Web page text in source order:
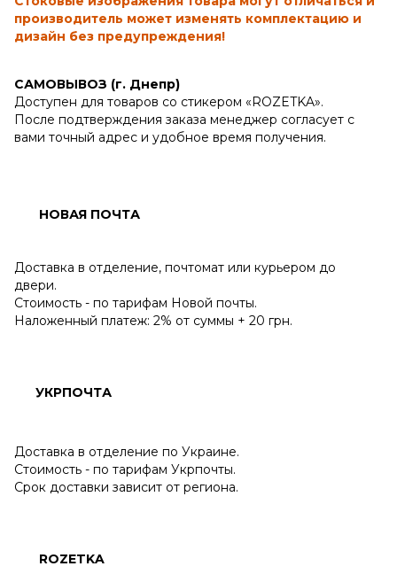
производитель может изменять комплектацию и
дизайн без предупреждения!
САМОВЫВОЗ (г. Днепр)
Доступен для товаров со стикером «ROZETKA».
После подтверждения заказа менеджер согласует с
вами точный адрес и удобное время получения.
НОВАЯ ПОЧТА
Доставка в отделение, почтомат или курьером до
двери.
Стоимость - по тарифам Новой почты.
Наложенный платеж: 2% от суммы + 20 грн.
УКРПОЧТА
Доставка в отделение по Украине.
Стоимость - по тарифам Укрпочты.
Срок доставки зависит от региона.
ROZETKA